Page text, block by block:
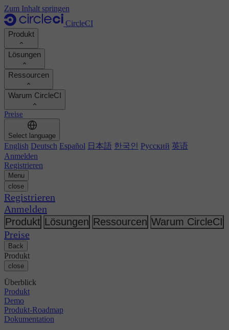
Zum Inhalt springen
CircleCI
Produkt
Produkt
Demo
Produkt-Roadmap
Dokumentation
Ausführungsumgebungen
Chunk
MCP-ServerNeu
Build-Images
Build-Optimierung
Autoscaling
Technische Services
GitHub
GitLab
Bitbucket
AWS
GCP
Azure
Kubernetes
Lösungen
Entwickler
Platform-Engineers
Sicherheitsingenieure
Engineering-Manager
Führungskräfte
KI-Agenten
Automatisierung
Kontinuierliche Integration
Mobile
KI
Release-Orchestrierung
Sicherheit & Compliance
Enterprise
KMU
Startup
Ressourcen
Dokumentation
Support-Portal
Orbs-Registry
Image-Registry
Kundengeschichten
Berichte & Leitfäden
Podcast
Blog
Themen
Changelog
Veranstaltungen
Diskussionsforum
Open Source
Warum CircleCI
ROI berechnen
Entwicklerproduktivität steigern
Vergleichen Sie Ihr Team
Kundenerfolge ansehen
CircleCI vs GitHub Actions
CircleCI vs Harness
CircleCI vs Harness
CircleCI vs Jenkins
CircleCI vs Bitrise
Über uns
Partner
Newsroom
Preise
Select language
English Deutsch Español 日本語 한국인 Русский 英语
Anmelden
Registrieren
Menu
close
Registrieren
Anmelden
Produkt Lösungen Ressourcen Warum CircleCI
Preise
Back
Produkt
close
Überblick
Produkt
Demo
Produkt-Roadmap
Dokumentation